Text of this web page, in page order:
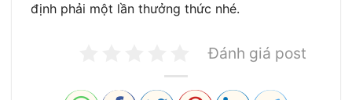
định phải một lần thưởng thức nhé.
Đánh giá post